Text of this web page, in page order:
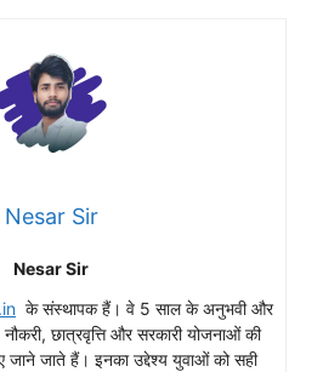
Nesar Sir
Nesar Sir
के संस्थापक हैं। वे 5 साल के अनुभवी और
नौकरी, छात्रवृत्ति और सरकारी योजनाओं की
जाने जाते हैं। इनका उद्देश्य युवाओं को सही